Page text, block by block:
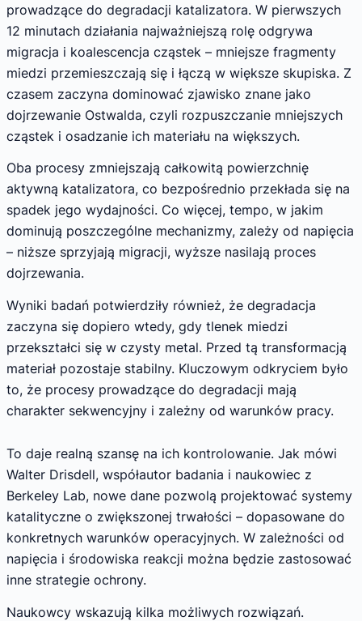
prowadzące do degradacji katalizatora. W pierwszych
12 minutach działania najważniejszą rolę odgrywa
migracja i koalescencja cząstek – mniejsze fragmenty
miedzi przemieszczają się i łączą w większe skupiska. Z
czasem zaczyna dominować zjawisko znane jako
dojrzewanie Ostwalda, czyli rozpuszczanie mniejszych
cząstek i osadzanie ich materiału na większych.
Oba procesy zmniejszają całkowitą powierzchnię
aktywną katalizatora, co bezpośrednio przekłada się na
spadek jego wydajności. Co więcej, tempo, w jakim
dominują poszczególne mechanizmy, zależy od napięcia
– niższe sprzyjają migracji, wyższe nasilają proces
dojrzewania.
Wyniki badań potwierdziły również, że degradacja
zaczyna się dopiero wtedy, gdy tlenek miedzi
przekształci się w czysty metal. Przed tą transformacją
materiał pozostaje stabilny. Kluczowym odkryciem było
to, że procesy prowadzące do degradacji mają
charakter sekwencyjny i zależny od warunków pracy.
To daje realną szansę na ich kontrolowanie. Jak mówi
Walter Drisdell, współautor badania i naukowiec z
Berkeley Lab, nowe dane pozwolą projektować systemy
katalityczne o zwiększonej trwałości – dopasowane do
konkretnych warunków operacyjnych. W zależności od
napięcia i środowiska reakcji można będzie zastosować
inne strategie ochrony.
Naukowcy wskazują kilka możliwych rozwiązań.